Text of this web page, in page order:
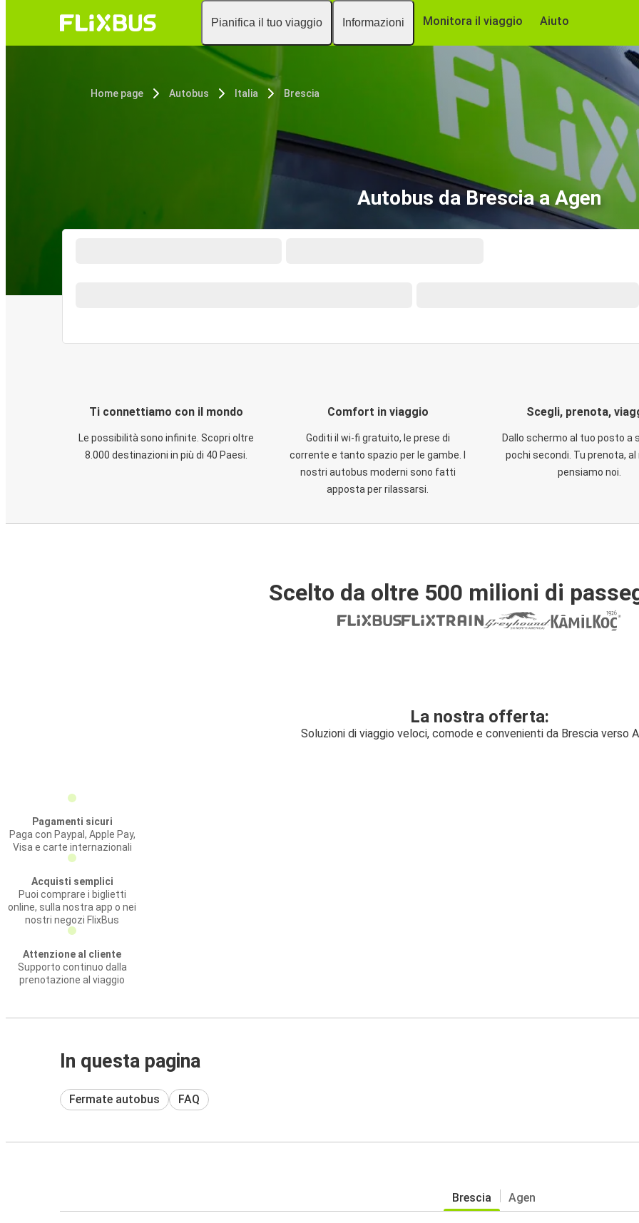
Pianifica il tuo viaggio Informazioni Monitora il viaggio Aiuto
Home page Autobus Italia Brescia
Autobus da Brescia a Agen
Ti connettiamo con il mondo
Le possibilità sono infinite. Scopri oltre
8.000 destinazioni in più di 40 Paesi.
Comfort in viaggio
Goditi il wi-fi gratuito, le prese di
corrente e tanto spazio per le gambe. I
nostri autobus moderni sono fatti
apposta per rilassarsi.
Scegli, prenota,
Dallo schermo al tuo posto a
pochi secondi. Tu prenota,
pensiamo noi.
Scelto da oltre 500 milioni di
La nostra offerta:
Soluzioni di viaggio veloci, comode e convenienti da Brescia verso
Pagamenti sicuri
Paga con Paypal, Apple Pay,
Visa e carte internazionali
Acquisti semplici
Puoi comprare i biglietti
online, sulla nostra app o nei
nostri negozi FlixBus
Attenzione al cliente
Supporto continuo dalla
prenotazione al viaggio
In questa pagina
Fermate autobus FAQ
Brescia Agen